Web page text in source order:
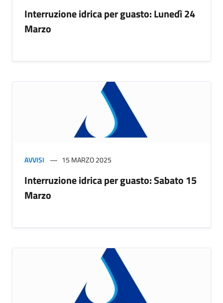
Interruzione idrica per guasto: Lunedì 24
Marzo
AVVISI 15 MARZO 2025
Interruzione idrica per guasto: Sabato 15
Marzo